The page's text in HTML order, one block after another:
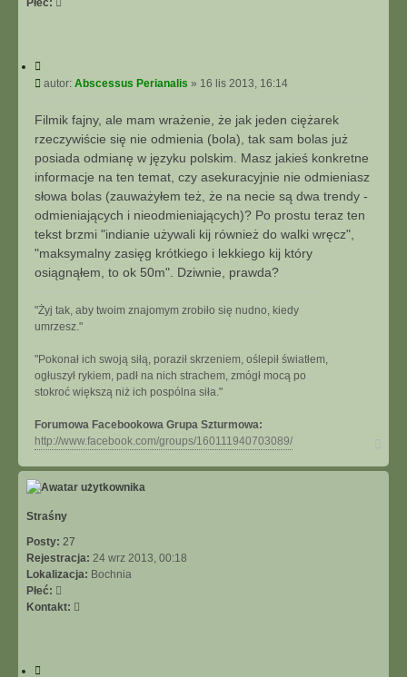
Płeć:
yP
s
autor: Abscessus Perianalis » 16 lis 2013, 16:14
Filmik fajny, ale mam wrażenie, że jak jeden ciężarek
rzeczywiście się nie odmienia (bola), tak sam bolas już
posiada odmianę w języku polskim. Masz jakieś konkretne
informacje na ten temat, czy asekuracyjnie nie odmieniasz
słowa bolas (zauważyłem też, że na necie są dwa trendy -
odmieniających i nieodmieniających)? Po prostu teraz ten
tekst brzmi "indianie używali kij również do walki wręcz",
"maksymalny zasięg krótkiego i lekkiego kij który
osiągnąłem, to ok 50m". Dziwnie, prawda?
"Żyj tak, aby twoim znajomym zrobiło się nudno, kiedy
umrzesz."
"Pokonał ich swoją siłą, poraził skrzeniem, oślepił światłem,
ogłuszył rykiem, padł na nich strachem, zmógł mocą po
stokroć większą niż ich pospólna siła."
Forumowa Facebookowa Grupa Szturmowa:
http://www.facebook.com/groups/160111940703089/
g
Straśny
Posty: 27
Rejestracja: 24 wrz 2013, 00:18
Lokalizacja: Bochnia
Płeć:
Kontakt: